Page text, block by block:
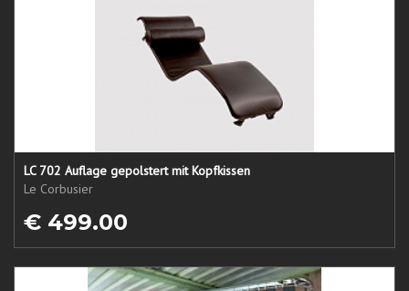
LC 702 Auflage gepolstert mit Kopfkissen
Le Corbusier
€ 499.00